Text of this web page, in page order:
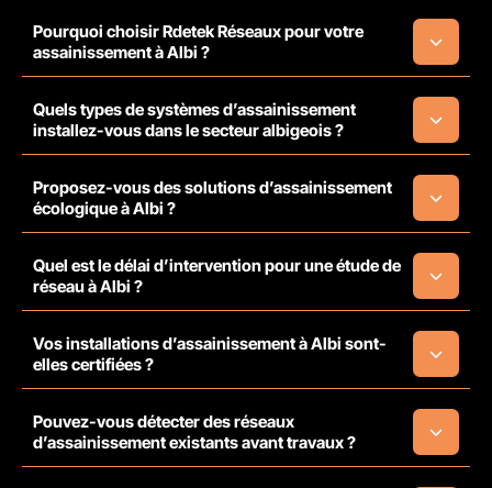
Pourquoi choisir Rdetek Réseaux pour votre
assainissement à Albi ?
Quels types de systèmes d’assainissement
installez-vous dans le secteur albigeois ?
Proposez-vous des solutions d’assainissement
écologique à Albi ?
Quel est le délai d’intervention pour une étude de
réseau à Albi ?
Vos installations d’assainissement à Albi sont-
elles certifiées ?
Pouvez-vous détecter des réseaux
d’assainissement existants avant travaux ?